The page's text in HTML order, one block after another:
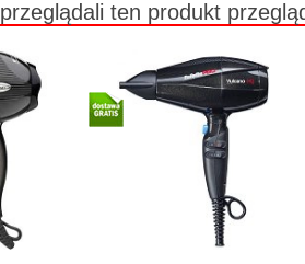
ten produkt